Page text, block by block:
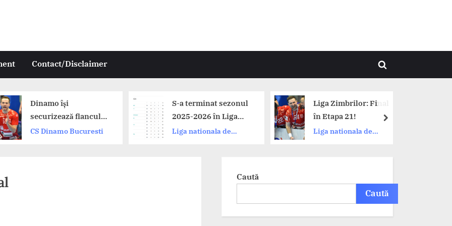
Contact/Disclaimer
Toggle
Dinamo își
securizează flancul
drept: Andrii
CS Dinamo Bucuresti
S-a terminat sezonul
2025-2026 în Liga
Zimbrilor. Dinamo,
Liga nationala de
Liga Zimbrilor: Final
în Etapa 21!
Liga nationala de
next
Caută
Caută